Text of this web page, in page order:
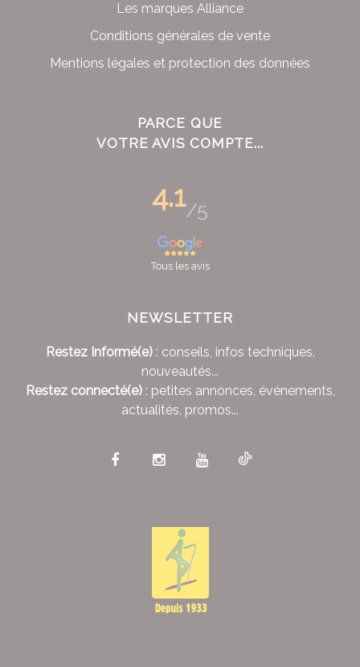
Les marques Alliance
Conditions générales de vente
Mentions légales et protection des données
PARCE QUE
VOTRE AVIS COMPTE...
4.1/5
Tous les avis
NEWSLETTER
Restez Informé(e): conseils, infos techniques,
nouveautés...
Restez connecté(e): petites annonces, événements,
actualités, promos...